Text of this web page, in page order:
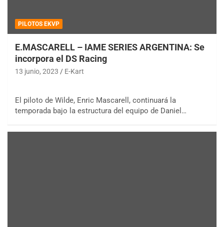
PILOTOS EKVP
E.MASCARELL – IAME SERIES ARGENTINA: Se
incorpora el DS Racing
13 junio, 2023 E-Kart
El piloto de Wilde, Enric Mascarell, continuará la
temporada bajo la estructura del equipo de Daniel…